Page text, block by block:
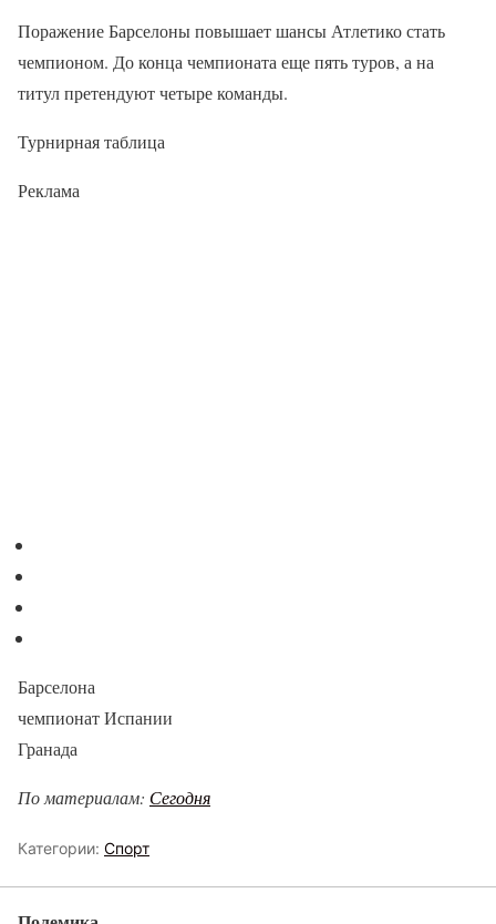
Поражение Барселоны повышает шансы Атлетико стать
чемпионом. До конца чемпионата еще пять туров, а на
титул претендуют четыре команды.
Турнирная таблица
Реклама
Барселона
чемпионат Испании
Гранада
По материалам: Сегодня
Категории: Спорт